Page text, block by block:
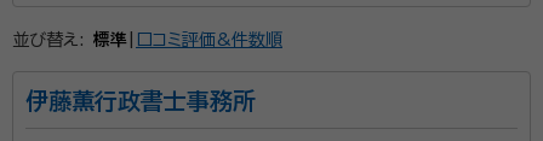
経歴： 大学を卒業してから３５年間東北電力株式会社に勤務。 おもに火
力発電所で使用する燃料調達，管理業務に従事 在職中に行政書士資格を
並び替え: 標準 口コミ評価&件数順
伊藤薫行政書士事務所